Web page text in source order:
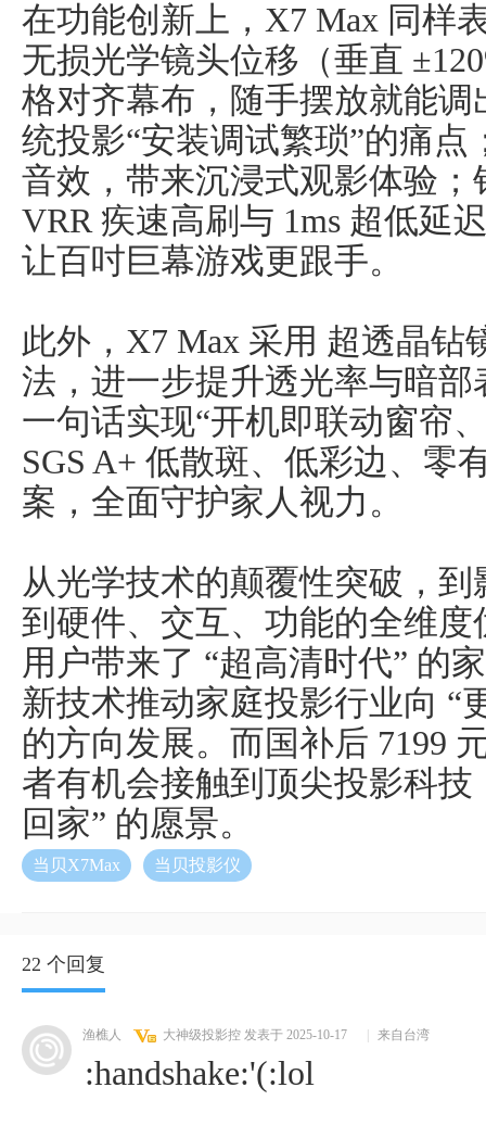
在功能创新上，X7 Max 同样
无损光学镜头位移（垂直
格对齐幕布，随手摆放就能
统投影“安装调试繁琐”的痛
音效，带来沉浸式观影体验
VRR 疾速高刷与 1ms 超低延
让百吋巨幕游戏更跟手。
此外，X7 Max 采用 超透晶钻
法，进一步提升透光率与暗
一句话实现“开机即联动窗帘
SGS A+ 低散斑、低彩边、零
案，全面守护家人视力。
从光学技术的颠覆性突破，
到硬件、交互、功能的全维
用户带来了 “超高清时代” 的
新技术推动家庭投影行业向 “
的方向发展。而国补后 7199
者有机会接触到顶尖投影科
回家” 的愿景。
当贝X7Max 当贝投影仪
22 个回复
渔樵人 大神级投影控 发表于 2025-10-17 来自台湾
:handshake:'(:lol